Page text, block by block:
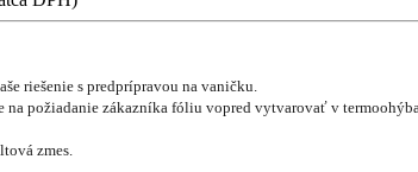
riešenie s predprípravou na vaničku.
požiadanie zákazníka fóliu vopred vytvarovať v
zmes.